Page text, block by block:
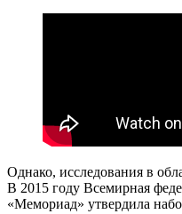
Однако, исследования в
В 2015 году Всемирная
«Мемориад» утвердила